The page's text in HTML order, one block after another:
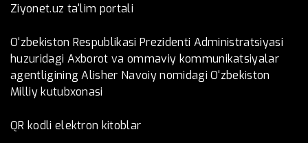
Ziyonet.uz ta'lim portali
O‘zbekiston Respublikasi Prezidenti Administratsiyasi
huzuridagi Axborot va ommaviy kommunikatsiyalar
agentligining Alisher Navoiy nomidagi O‘zbekiston
Milliy kutubxonasi
QR kodli elektron kitoblar